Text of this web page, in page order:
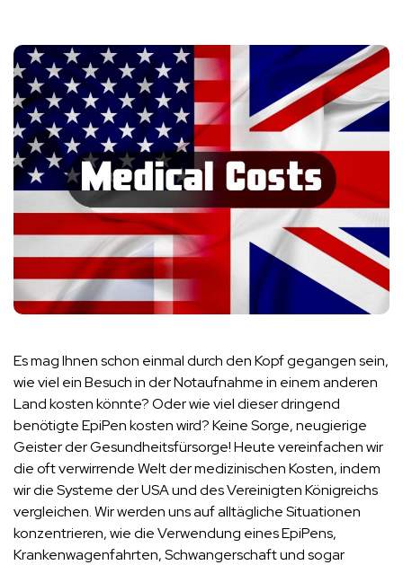
Es mag Ihnen schon einmal durch den Kopf gegangen sein,
wie viel ein Besuch in der Notaufnahme in einem anderen
Land kosten könnte? Oder wie viel dieser dringend
benötigte EpiPen kosten wird? Keine Sorge, neugierige
Geister der Gesundheitsfürsorge! Heute vereinfachen wir
die oft verwirrende Welt der medizinischen Kosten, indem
wir die Systeme der USA und des Vereinigten Königreichs
vergleichen. Wir werden uns auf alltägliche Situationen
konzentrieren, wie die Verwendung eines EpiPens,
Krankenwagenfahrten, Schwangerschaft und sogar